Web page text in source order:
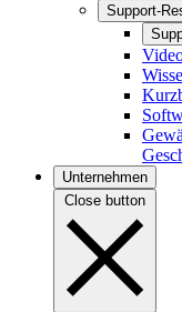
Support-
Unternehmen
Close button